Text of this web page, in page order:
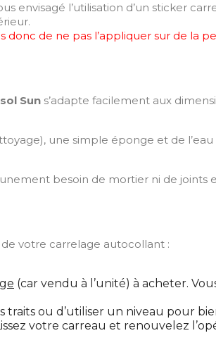
l’utilisation d’un sticker
donc de ne pas l’appliquer sur de la
Sun s’adapte facilement aux
une simple éponge et de
besoin de mortier ni de
votre carrelage autocollant :
(car vendu à l’unité) à acheter.
traits ou d’utiliser un niveau pour
votre carreau et renouvelez